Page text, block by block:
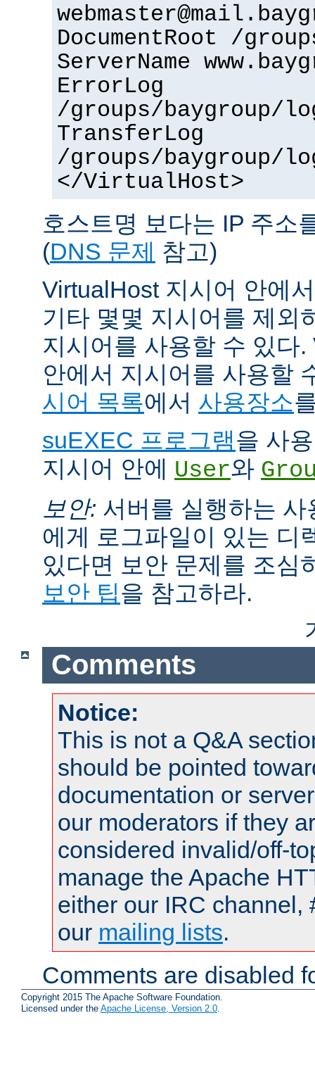
DocumentRoot /
ServerName
ErrorLog
/groups/baygroup/
TransferLog
/groups/baygroup/
</VirtualHost>
호스트명 보다는 IP 주소
(DNS 문제 참고)
VirtualHost 지시어 안에
기타 몇몇 지시어를 제외
지시어를 사용할 수 있다
안에서 지시어를 사용할
시어 목록에서 사용장소
suEXEC 프로그램을 사
지시어 안에 User와
보안: 서버를 실행하는
에게 로그파일이 있는 디
있다면 보안 문제를 조심
보안 팁을 참고하라.
Comments
Notice:
This is not a Q&A
should be pointed
documentation or
our moderators if they
considered invalid/off-
manage the Apache
either our IRC channel,
our mailing lists.
Comments are disabled
Copyright 2015 The Apache Software Foundation.
Licensed under the Apache License, Version 2.0